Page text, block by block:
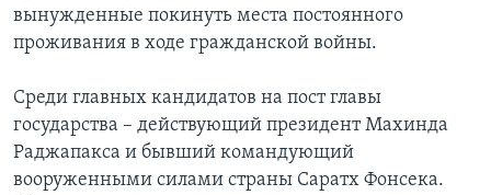
Learning English
Языки
вынужденные покинуть места постоянного
проживания в ходе гражданской войны.
Среди главных кандидатов на пост главы
государства – действующий президент Махинда
Раджапакса и бывший командующий
вооруженными силами страны Саратх Фонсека.